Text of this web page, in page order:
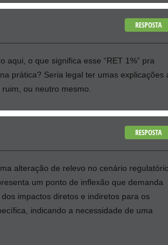
RESPOSTA
aqui, o que significa esse “RET 1%” pra
prática? Seria legal ter umas explicações
ou neutro mesmo.
RESPOSTA
alteração de relevo no cenário
um ponto de inflexão que demanda
impactos diretos e indiretos para os
indicando a necessidade de uma